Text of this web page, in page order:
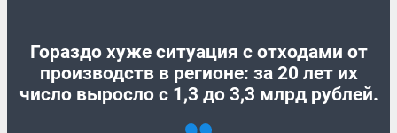
Гораздо хуже ситуация с отходами от
производств в регионе: за 20 лет их
число выросло с 1,3 до 3,3 млрд рублей.